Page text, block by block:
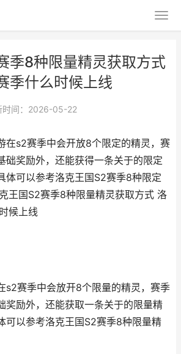
季8种限量精灵获取方式
季什么时候上线
时间：2026-05-22
在s2赛季中会开放8个限定的精灵，赛
础奖励外，还能获得一条关于的限定
体可以参考洛克王国S2赛季8种限定
王国S2赛季8种限量精灵获取方式 洛
候上线
s2赛季中会放开8个限量的精灵，赛季
奖励外，还能获取一条关于的限量精
可以参考洛克王国S2赛季8种限量精